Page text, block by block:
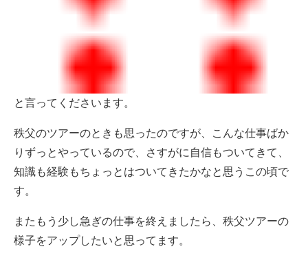
と言ってくださいます。
秩父のツアーのときも思ったのですが、こんな仕事ばか
りずっとやっているので、さすがに自信もついてきて、
知識も経験もちょっとはついてきたかなと思うこの頃で
す。
またもう少し急ぎの仕事を終えましたら、秩父ツアーの
様子をアップしたいと思ってます。